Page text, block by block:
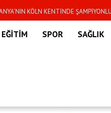
KÖLN KENTİNDE
EĞİTİM SPOR SAĞLIK